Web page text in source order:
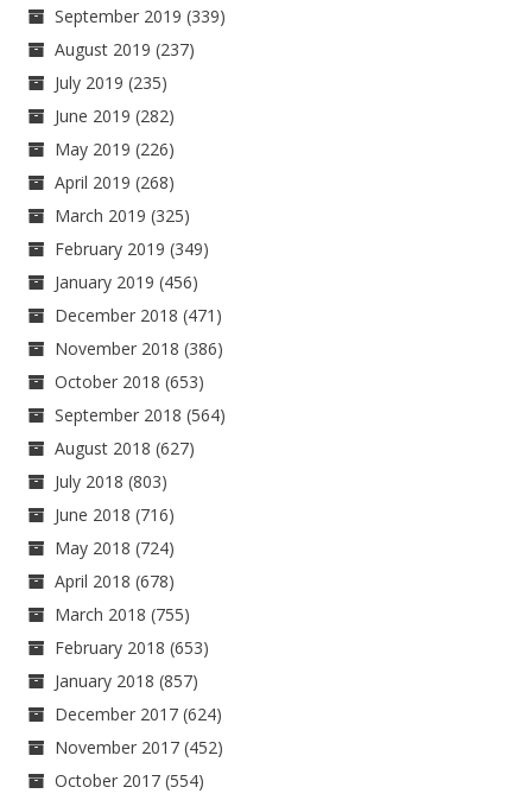
September 2019 (339)
August 2019 (237)
July 2019 (235)
June 2019 (282)
May 2019 (226)
April 2019 (268)
March 2019 (325)
February 2019 (349)
January 2019 (456)
December 2018 (471)
November 2018 (386)
October 2018 (653)
September 2018 (564)
August 2018 (627)
July 2018 (803)
June 2018 (716)
May 2018 (724)
April 2018 (678)
March 2018 (755)
February 2018 (653)
January 2018 (857)
December 2017 (624)
November 2017 (452)
October 2017 (554)